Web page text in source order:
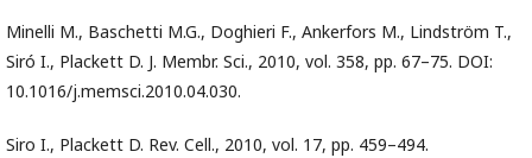
Minelli M., Baschetti M.G., Doghieri F., Ankerfors M., Lindström T.,
Siró I., Plackett D. J. Membr. Sci., 2010, vol. 358, pр. 67–75. DOI:
10.1016/j.memsci.2010.04.030.
Siro I., Plackett D. Rev. Cell., 2010, vol. 17, pр. 459–494.